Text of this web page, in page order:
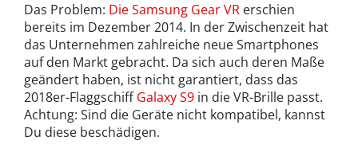
Das Problem: Die Samsung Gear VR erschien
bereits im Dezember 2014. In der Zwischenzeit hat
das Unternehmen zahlreiche neue Smartphones
auf den Markt gebracht. Da sich auch deren Maße
geändert haben, ist nicht garantiert, dass das
2018er-FlaggschiffGalaxy S9 in die VR-Brille passt.
Achtung: Sind die Geräte nicht kompatibel, kannst
Du diese beschädigen.